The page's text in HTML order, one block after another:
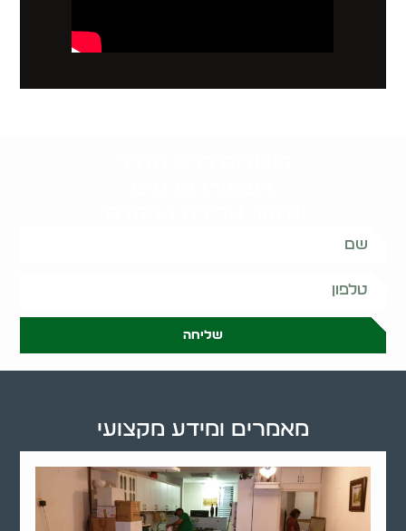
שליחה
מאמרים ומידע מקצועי